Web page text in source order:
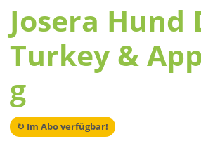
Josera Hund
Turkey &
g
↻ Im Abo verfügbar!